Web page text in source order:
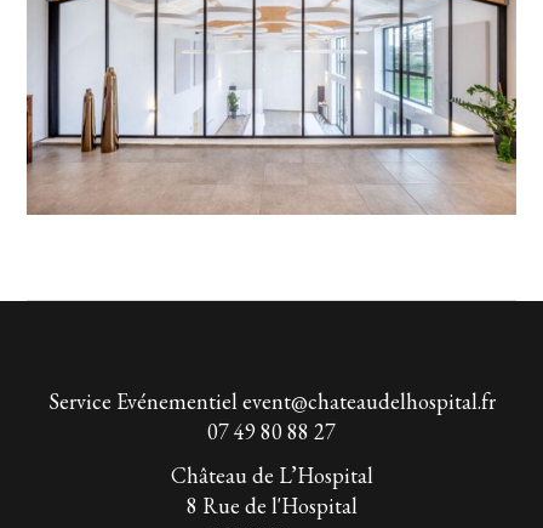
Service Evénementiel event@chateaudelhospital.fr
07 49 80 88 27
Château de L’Hospital
8 Rue de l'Hospital